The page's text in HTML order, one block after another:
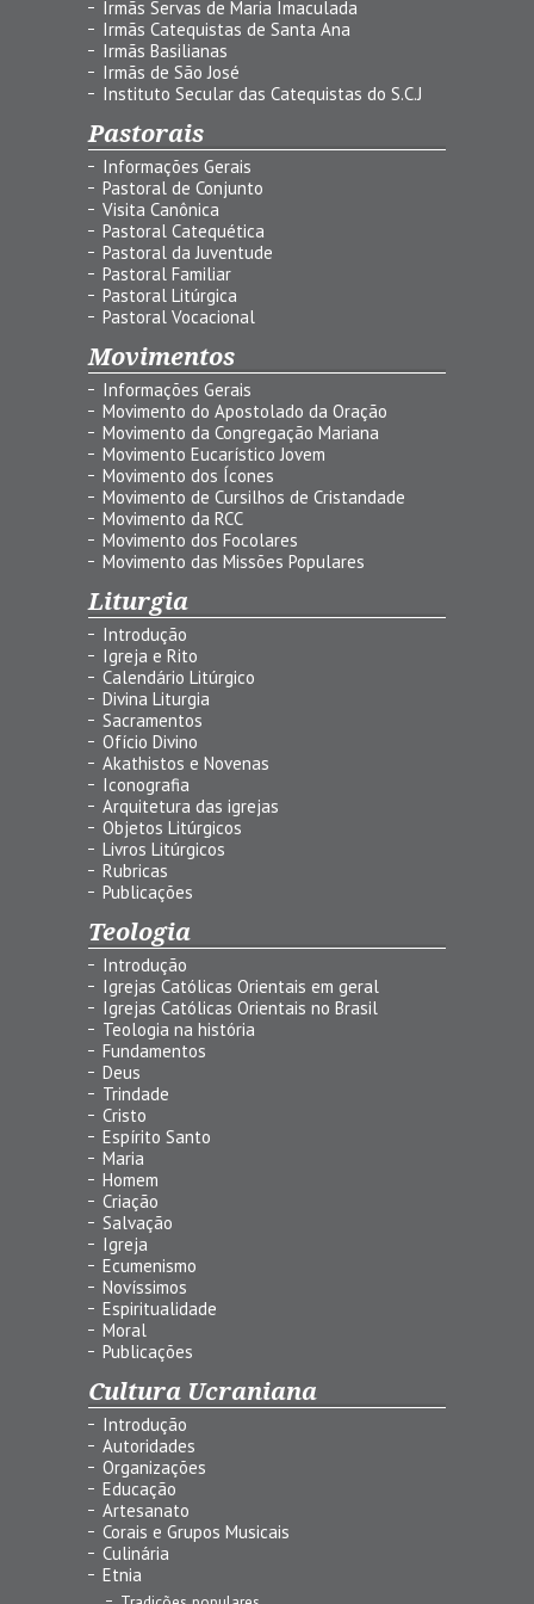
Irmãs Servas de Maria Imaculada
Irmãs Catequistas de Santa Ana
Irmãs Basilianas
Irmãs de São José
Instituto Secular das Catequistas do S.C.J
Pastorais
Informações Gerais
Pastoral de Conjunto
Visita Canônica
Pastoral Catequética
Pastoral da Juventude
Pastoral Familiar
Pastoral Litúrgica
Pastoral Vocacional
Movimentos
Informações Gerais
Movimento do Apostolado da Oração
Movimento da Congregação Mariana
Movimento Eucarístico Jovem
Movimento dos Ícones
Movimento de Cursilhos de Cristandade
Movimento da RCC
Movimento dos Focolares
Movimento das Missões Populares
Liturgia
Introdução
Igreja e Rito
Calendário Litúrgico
Divina Liturgia
Sacramentos
Ofício Divino
Akathistos e Novenas
Iconografia
Arquitetura das igrejas
Objetos Litúrgicos
Livros Litúrgicos
Rubricas
Publicações
Teologia
Introdução
Igrejas Católicas Orientais em geral
Igrejas Católicas Orientais no Brasil
Teologia na história
Fundamentos
Deus
Trindade
Cristo
Espírito Santo
Maria
Homem
Criação
Salvação
Igreja
Ecumenismo
Novíssimos
Espiritualidade
Moral
Publicações
Cultura Ucraniana
Introdução
Autoridades
Organizações
Educação
Artesanato
Corais e Grupos Musicais
Culinária
Etnia